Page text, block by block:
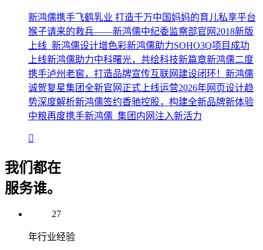
新鸿儒携手飞鹤乳业 打造千万中国妈妈的育儿私享平台
猴子请来的救兵——新鸿儒中纪委监察部官网2018新版
上线 新鸿儒设计增色彩新鸿儒助力SOHO3Q项目成功
上线新鸿儒助力中科曙光，共绘科技新篇章新鸿儒二度
携手泸州老窖，打造品牌宣传互联网建设闭环！ 新鸿儒
诚贺复星集团全新官网正式上线运营2026年网页设计趋
势深度解析新鸿儒签约香驰控股，构建全新品牌新体验
中粮再度携手新鸿儒 集团内网注入新活力
我们都在
服务谁。
27
年行业经验